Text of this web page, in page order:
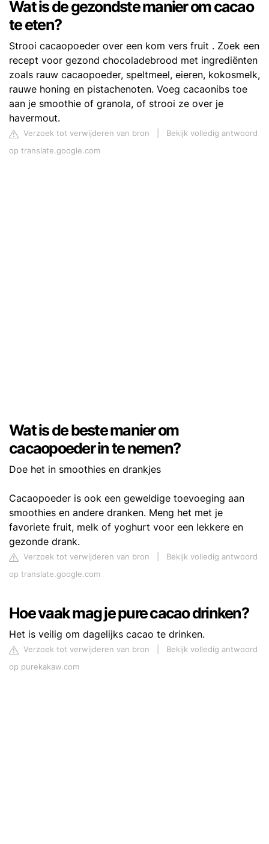
Wat is de gezondste manier om cacao
te eten?
Strooi cacaopoeder over een kom vers fruit . Zoek een
recept voor gezond chocoladebrood met ingrediënten
zoals rauw cacaopoeder, speltmeel, eieren, kokosmelk,
rauwe honing en pistachenoten. Voeg cacaonibs toe
aan je smoothie of granola, of strooi ze over je
havermout.
Verzoek tot verwijderen van bron
Bekijk volledig antwoord
op translate.google.com
Wat is de beste manier om
cacaopoeder in te nemen?
Doe het in smoothies en drankjes
Cacaopoeder is ook een geweldige toevoeging aan
smoothies en andere dranken. Meng het met je
favoriete fruit, melk of yoghurt voor een lekkere en
gezonde drank.
Verzoek tot verwijderen van bron
Bekijk volledig antwoord
op translate.google.com
Hoe vaak mag je pure cacao drinken?
Het is veilig om dagelijks cacao te drinken.
Verzoek tot verwijderen van bron
Bekijk volledig antwoord
op purekakaw.com